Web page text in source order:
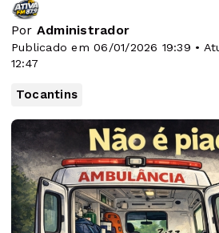
Por Administrador
Publicado em 06/01/2026 19:39 •
12:47
Tocantins